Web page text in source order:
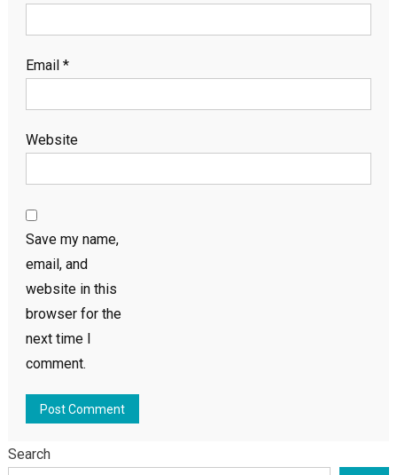
Email *
Website
Save my name,
email, and
website in this
browser for the
next time I
comment.
Search